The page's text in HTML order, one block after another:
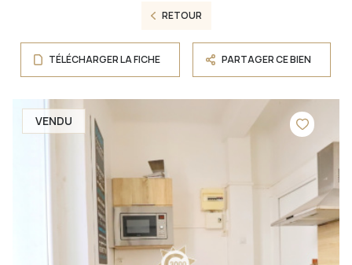
RETOUR
TÉLÉCHARGER LA FICHE PARTAGER CE BIEN
VENDU